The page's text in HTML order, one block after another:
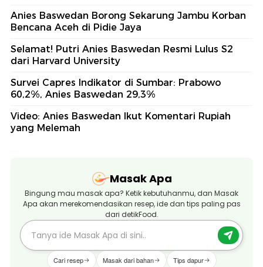
Anies Baswedan Borong Sekarung Jambu Korban
Bencana Aceh di Pidie Jaya
Selamat! Putri Anies Baswedan Resmi Lulus S2
dari Harvard University
Survei Capres Indikator di Sumbar: Prabowo
60,2%, Anies Baswedan 29,3%
Video: Anies Baswedan Ikut Komentari Rupiah
yang Melemah
Masak Apa
Bingung mau masak apa? Ketik kebutuhanmu, dan Masak
Apa akan merekomendasikan resep, ide dan tips paling pas
dari detikFood.
Cari resep Masak dari bahan Tips dapur